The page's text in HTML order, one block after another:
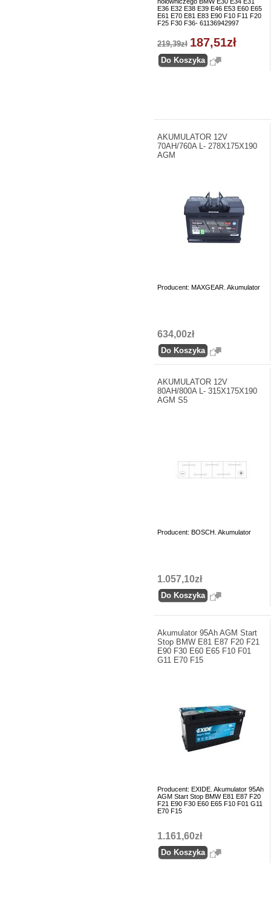
E36 E32 E38 E39 E46 E53 E60 E65
E61 E70 E81 E83 E90 F10 F11 F20
F25 F30 F36- 61136942997
219,39zł 187,51zł
AKUMULATOR 12V
70AH/760A L- 278X175X190
AGM
Producent: MAXGEAR. Akumulator
634,00zł
AKUMULATOR 12V
80AH/800A L- 315X175X190
AGM S5
Producent: BOSCH. Akumulator
1.057,10zł
Akumulator 95Ah AGM Start
Stop BMW E81 E87 F20 F21
E90 F30 E60 E65 F10 F01
G11 E70 F15
Producent: EXIDE. Akumulator 95Ah
AGM Start Stop BMW E81 E87 F20
F21 E90 F30 E60 E65 F10 F01 G11
E70 F15
1.161,60zł